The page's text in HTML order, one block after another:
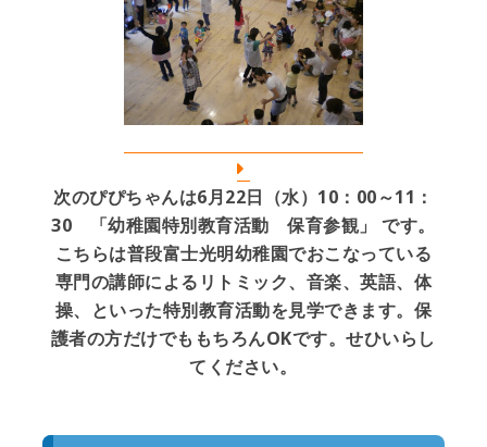
次のぴぴちゃんは6月22日（水）10：00～11：
30 「幼稚園特別教育活動 保育参観」 です。
こちらは普段富士光明幼稚園でおこなっている
専門の講師によるリトミック、音楽、英語、体
操、といった特別教育活動を見学できます。保
護者の方だけでももちろんOKです。せひいらし
てください。